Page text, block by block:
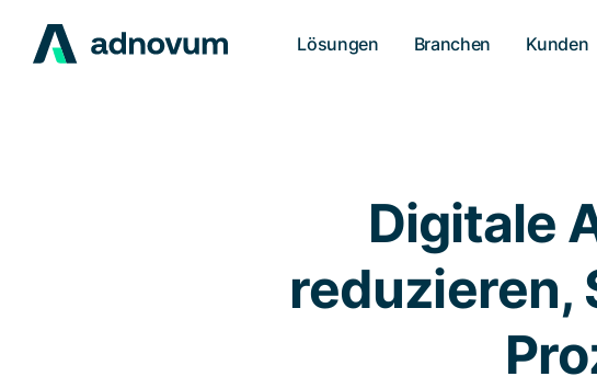
Lösungen Branchen Kunden
Digitale
reduzieren,